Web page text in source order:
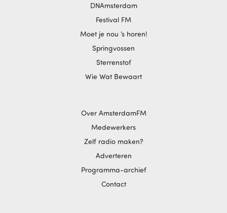
DNAmsterdam
Festival FM
Moet je nou ‘s horen!
Springvossen
Sterrenstof
Wie Wat Bewaart
Over AmsterdamFM
Medewerkers
Zelf radio maken?
Adverteren
Programma-archief
Contact